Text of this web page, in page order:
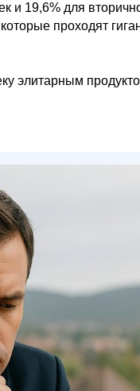
и 19,6% для
проходят
элитарным